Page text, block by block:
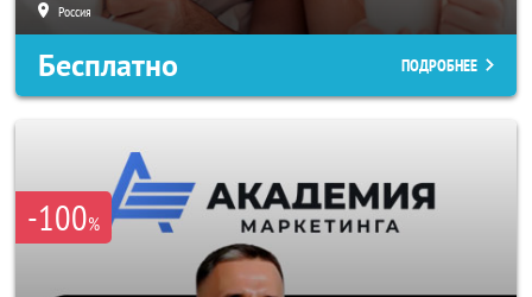
Россия
Бесплатно ПОДРОБНЕЕ
-100%